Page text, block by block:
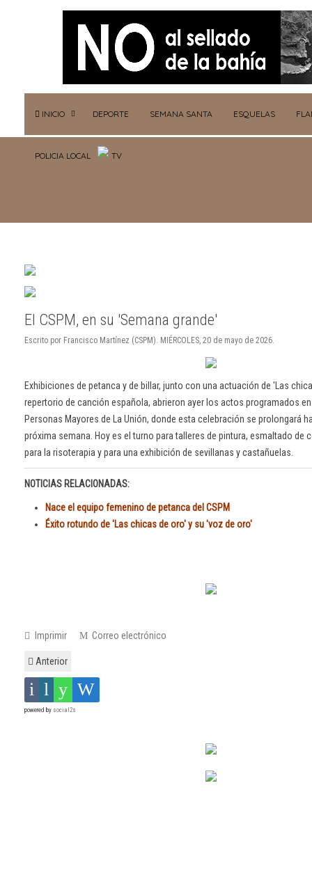
INICIO DEPORTE SEMANA SANTA ESQUELAS
POLICIA LOCAL TV
El CSPM, en su 'Semana grande'
Escrito por Francisco Martínez (CSPM). MIÉRCOLES, 20 de mayo de 2026.
Exhibiciones de petanca y de billar, junto con una actuación de 'Las
repertorio de canción española, abrieron ayer los actos programados
Personas Mayores de La Unión, donde esta celebración se prolongará
próxima semana. Hoy es el turno para talleres de pintura, esmaltado de
para la risoterapia y para una exhibición de sevillanas y castañuelas.
NOTICIAS RELACIONADAS:
Nace el equipo femenino de petanca del CSPM
Éxito rotundo de 'Las chicas de oro' y su 'voz de oro'
Imprimir Correo electrónico
Anterior
powered by social2s